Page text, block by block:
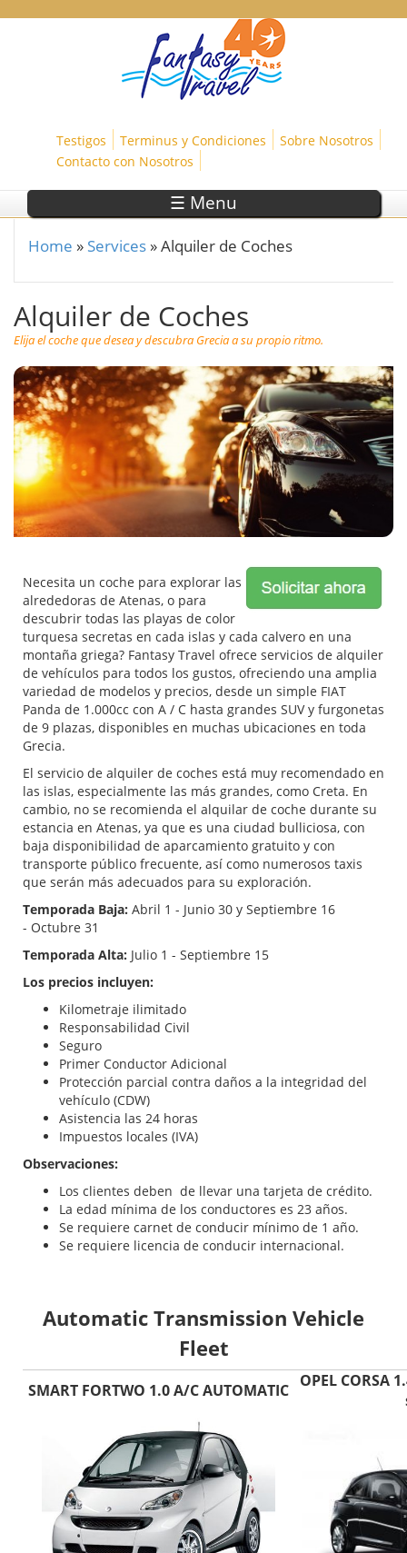
Testigos Terminus y Condiciones
Sobre Nosotros
Contacto con Nosotros
☰ Menu
You are here
Home » Services »Alquiler de Coches
Alquiler de Coches
Elija el coche que desea y descubra Grecia a su propio ritmo.
Necesita un coche para explorar las
alrededoras de Atenas, o para
descubrir todas las playas de color
turquesa secretas en cada islas y cada calvero en una
montaña griega? Fantasy Travel ofrece servicios de alquiler
de vehículos para todos los gustos, ofreciendo una amplia
variedad de modelos y precios, desde un simple FIAT
Panda de 1.000cc con A / C hasta grandes SUV y furgonetas
de 9 plazas, disponibles en muchas ubicaciones en toda
Grecia.
El servicio de alquiler de coches está muy recomendado en
las islas, especialmente las más grandes, como Creta. En
cambio, no se recomienda el alquilar de coche durante su
estancia en Atenas, ya que es una ciudad bulliciosa, con
baja disponibilidad de aparcamiento gratuito y con
transporte público frecuente, así como numerosos taxis
que serán más adecuados para su exploración.
Temporada Baja: Abril 1 - Junio 30 y Septiembre 16
- Octubre 31
Temporada Alta: Julio 1 - Septiembre 15
Los precios incluyen:
Kilometraje ilimitado
Responsabilidad Civil
Seguro
Primer Conductor Adicional
Protección parcial contra daños a la integridad del
vehículo (CDW)
Asistencia las 24 horas
Impuestos locales (IVA)
Observaciones:
Los clientes deben de llevar una tarjeta de crédito.
La edad mínima de los conductores es 23 años.
Se requiere carnet de conducir mínimo de 1 año.
Se requiere licencia de conducir internacional.
Automatic Transmission Vehicle
Fleet
SMART FORTWO 1.0 A/C AUTOMATIC OPEL CORSA